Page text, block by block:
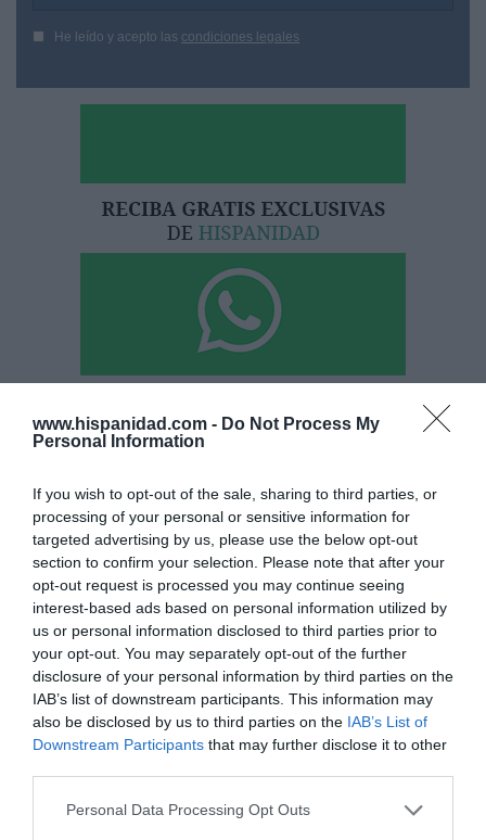
www.hispanidad.com - Do Not Process My
Personal Information
If you wish to opt-out of the sale, sharing to third parties, or
processing of your personal or sensitive information for
targeted advertising by us, please use the below opt-out
section to confirm your selection. Please note that after your
opt-out request is processed you may continue seeing
interest-based ads based on personal information utilized by
us or personal information disclosed to third parties prior to
your opt-out. You may separately opt-out of the further
disclosure of your personal information by third parties on the
IAB’s list of downstream participants. This information may
also be disclosed by us to third parties on the IAB’s List of
Downstream Participants that may further disclose it to other
Personal Data Processing Opt Outs
He leído y acepto las condiciones legales
Hoy destacamos
Unido, el riesgo de deuda en el alero... y
Enrique Goñi reivindica la Presidencia
Eulogio López 06/08/26 16:47
ECONOMÍA
Disney cree que sus acciones están
infravaloradas y hará más recompras
Cristina Martín 06/08/26 17:11
ESPAÑA
Yolanda Díaz, el penúltimo fiasco del
Gobierno Sánchez, escaso en reputación e
influencia internacional: se conforma con
Cristina Martín 06/08/26 12:41